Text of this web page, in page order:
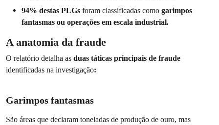
94% destas PLGs foram classificadas como garimpos
fantasmas ou operações em escala industrial.
A anatomia da fraude
O relatório detalha as duas táticas principais de fraude
identificadas na investigação:
Garimpos fantasmas
São áreas que declaram toneladas de produção de ouro, mas